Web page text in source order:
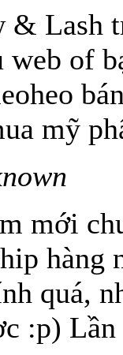
Lash
web of
mỹ
mới
quá,
:p)